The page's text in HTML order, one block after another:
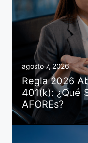
agosto 7, 2026
Regla 2026
401(k): ¿Qué
AFOREs?